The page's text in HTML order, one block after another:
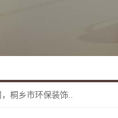
桐乡市环保装饰..